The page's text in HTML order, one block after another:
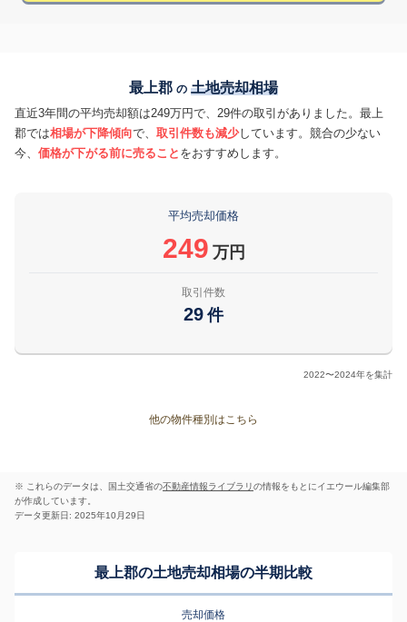
最上郡 の 土地売却相場
直近3年間の平均売却額は249万円で、29件の取引がありました。最上
郡では相場が下降傾向で、 取引件数も減少しています。競合の少ない
今、 価格が下がる前に売ること をおすすめします。
平均売却価格
249 万円
取引件数
29 件
2022〜2024年を集計
他の物件種別はこちら
※ これらのデータは、国土交通省の不動産情報ライブラリの情報をもとにイエウール編集部
が作成しています。
データ更新日: 2025年10月29日
最上郡の土地売却相場の半期比較
売却価格